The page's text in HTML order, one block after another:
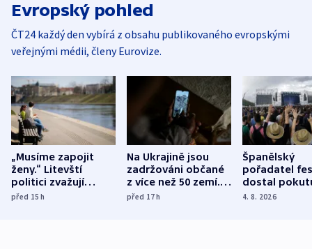
Evropský pohled
ČT24 každý den vybírá z obsahu publikovaného evropskými
veřejnými médii, členy Eurovize.
„Musíme zapojit
ženy.“ Litevští
politici zvažují
dohodu o
před 15h
Na Ukrajině jsou
zadržováni občané
z více než 50 zemí.
Bojovali na straně
před 17h
Španělský
pořadatel
dostal
nekalé
4. 8. 2026